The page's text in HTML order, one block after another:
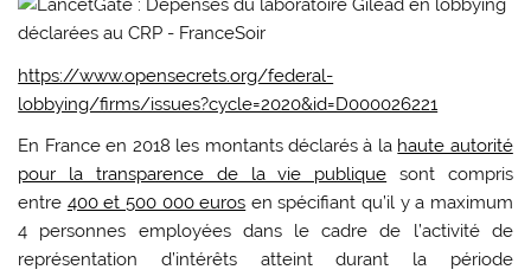
https://www.opensecrets.org/federal-
lobbying/firms/issues?cycle=2020&id=D000026221
En France en 2018 les montants déclarés à la haute autorité
pour la transparence de la vie publique sont compris
entre 400 et 500 000 euros en spécifiant qu’il y a maximum
4 personnes employées dans le cadre de l’activité de
représentation d’intérêts atteint durant la période